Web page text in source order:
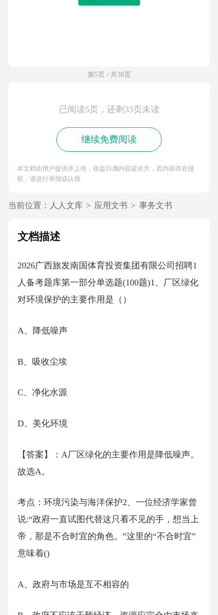
第5页 / 共38页
已阅读5页，还剩33页未读
继续免费阅读
本文档由用户提供并上传，收益归属内容提供方，若内容存在侵
权，请进行举报或认领
当前位置： 人人文库 > 应用文书 > 事务文书
文档描述
2026广西旅发南国体育投资集团有限公司招聘1
人备考题库第一部分单选题(100题)1、厂区绿化
对环境保护的主要作用是（）
A、降低噪声
B、吸收尘埃
C、净化水源
D、美化环境
【答案】：A厂区绿化的主要作用是降低噪声。
故选A。
考点：环境污染与海洋保护2、一位经济学家曾
说:“政府一直试图代替这只看不见的手，想当上
帝，那是不合时宜的角色。”这里的“不合时宜”
意味着()
A、政府与市场是互不相容的